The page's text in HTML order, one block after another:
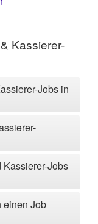
Kassierer-
Jobs in
Kassierer-Jobs
einen Job